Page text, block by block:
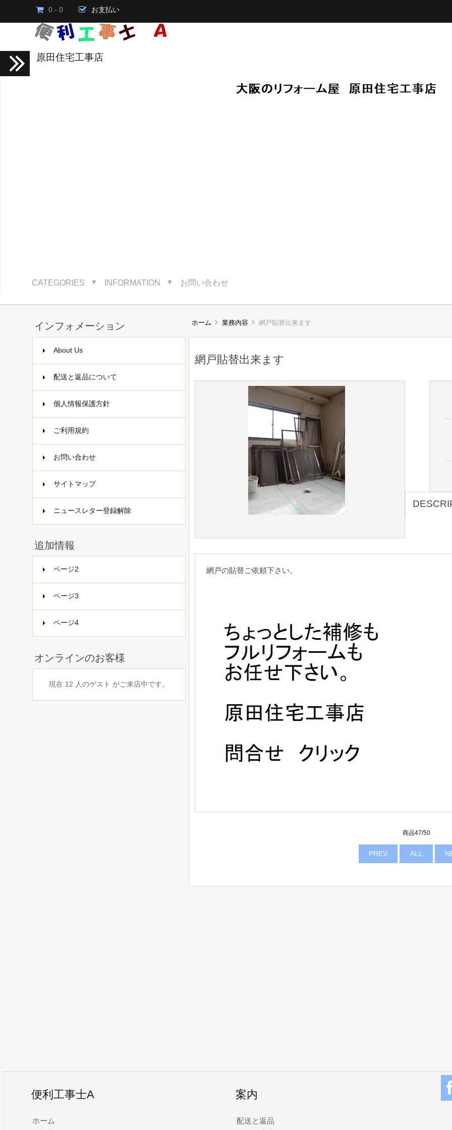
0 - 0 お支払い
原田住宅工事店
CATEGORIES ▼ INFORMATION ▼ お問い合わせ
インフォメーション
About Us
配送と返品について
個人情報保護方針
ご利用規約
お問い合わせ
サイトマップ
ニュースレター登録解除
追加情報
ページ2
ページ3
ページ4
オンラインのお客様
現在 12 人のゲスト がご来店中です。
ホーム 業務内容 網戸貼替出来ます
網戸貼替出来ます
網戸の貼替ご依頼下さい。
商品47/50
PREV ALL
便利工事士A
ホーム
案内
配送と返品